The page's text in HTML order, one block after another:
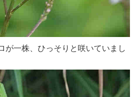
が一株、ひっそりと咲いていまし